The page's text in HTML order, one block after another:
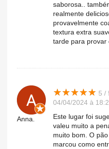
saborosa..
realmente
provavelmente
textura extra
tarde para provar
Anna.
★★★★★
★★★★★ 5 /
04/04/2024 à
Este lugar foi
valeu muito a
muito bom. O
marcou como